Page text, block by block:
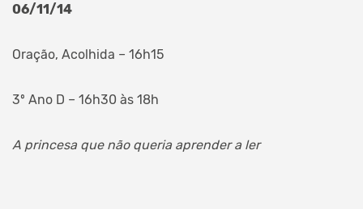
06/11/14
Oração, Acolhida – 16h15
3º Ano D – 16h30 às 18h
A princesa que não queria aprender a ler